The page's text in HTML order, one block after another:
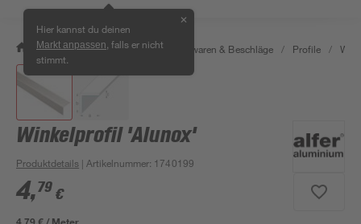
Hier kannst du deinen
Markt anpassen , falls er nicht
stimmt.
✕
/ Werkstatt & Maschinen / Eisenwaren & Beschläge / Profile /
Winkelprofil 'Alunox'
Produktdetails | Artikelnummer: 1740199
4,79 €